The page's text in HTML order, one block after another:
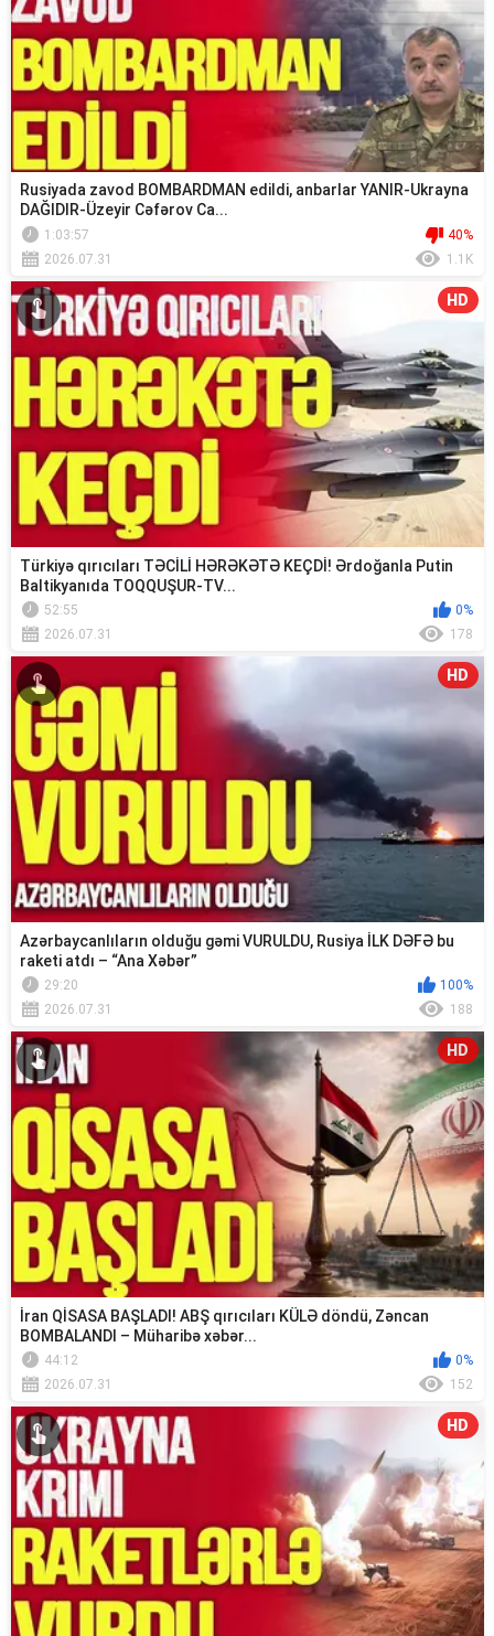
Rusiyada zavod BOMBARDMAN edildi, anbarlar YANIR-Ukrayna
DAĞIDIR-Üzeyir Cəfərov Ca...
1:03:57
40%
2026.07.31
1.1K
HD
Türkiyə qırıcıları TƏCİLİ HƏRƏKƏTƏ KEÇDİ! Ərdoğanla Putin
Baltikyanıda TOQQUŞUR-TV...
52:55
0%
2026.07.31
178
HD
Azərbaycanlıların olduğu gəmi VURULDU, Rusiya İLK DƏFƏ bu
raketi atdı – “Ana Xəbər”
29:20
100%
2026.07.31
188
HD
İran QİSASA BAŞLADI! ABŞ qırıcıları KÜLƏ döndü, Zəncan
BOMBALANDI – Müharibə xəbər...
44:12
0%
2026.07.31
152
HD